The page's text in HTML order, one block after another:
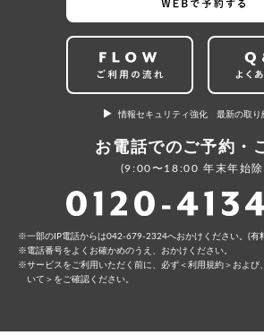
情報セキュリティ強化 最新の取り
お電話でのご予約・
(9:00〜18:00 年末年始除
⼀部のIP電話からは042-679-2324へおかけください。(有
電話番号をよくお確かめのうえ、おかけください。
サービスをご利⽤いただく前に、必ず ＜利⽤規約＞ および、
いて＞ をご確認ください。